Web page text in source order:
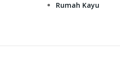
Rumah Kayu